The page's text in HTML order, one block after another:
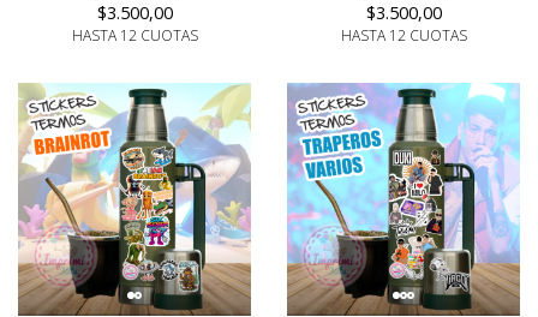
$3.500,00
HASTA 12 CUOTAS
$3.500,00
HASTA 12 CUOTAS